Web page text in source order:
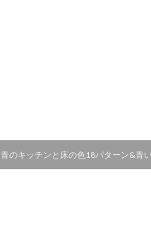
青のキッチンと床の色18パターン&青